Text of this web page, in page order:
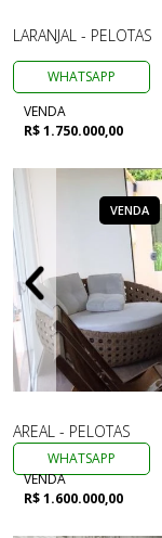
LARANJAL - PELOTAS
WHATSAPP
VENDA
R$ 1.750.000,00
VENDA
AREAL - PELOTAS
WHATSAPP
VENDA
R$ 1.600.000,00